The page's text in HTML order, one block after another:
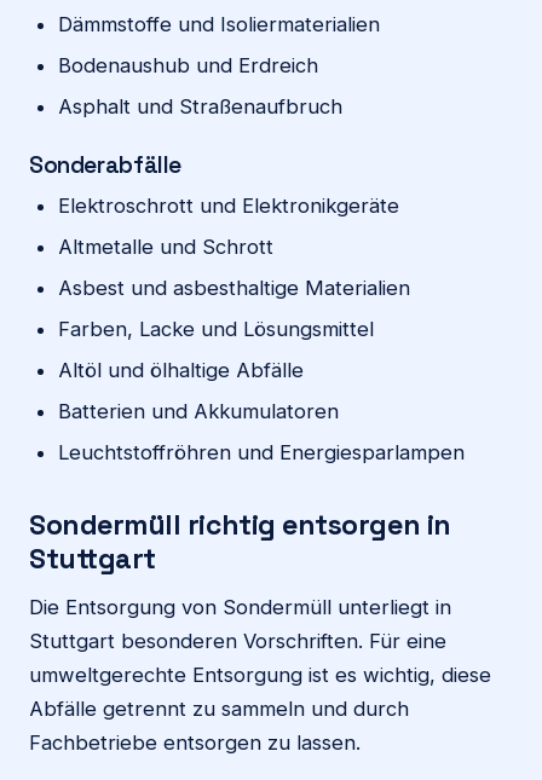
Dämmstoffe und Isoliermaterialien
Bodenaushub und Erdreich
Asphalt und Straßenaufbruch
Sonderabfälle
Elektroschrott und Elektronikgeräte
Altmetalle und Schrott
Asbest und asbesthaltige Materialien
Farben, Lacke und Lösungsmittel
Altöl und ölhaltige Abfälle
Batterien und Akkumulatoren
Leuchtstoffröhren und Energiesparlampen
Sondermüll richtig entsorgen in
Stuttgart
Die Entsorgung von Sondermüll unterliegt in
Stuttgart besonderen Vorschriften. Für eine
umweltgerechte Entsorgung ist es wichtig, diese
Abfälle getrennt zu sammeln und durch
Fachbetriebe entsorgen zu lassen.